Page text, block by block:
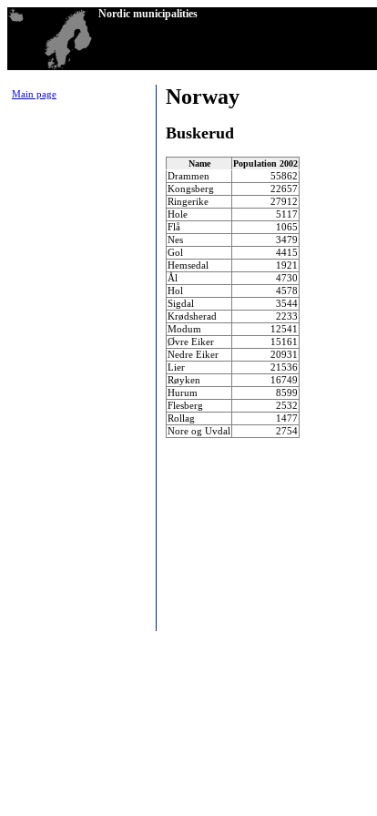
Nordic municipalities
Main page Norway
Buskerud
Name
Population 2002
Drammen
55862
Kongsberg
22657
Ringerike
27912
Hole
5117
Flå
1065
Nes
3479
Gol
4415
Hemsedal
1921
Ål
4730
Hol
4578
Sigdal
3544
Krødsherad
2233
Modum
12541
Øvre Eiker
15161
Nedre Eiker
20931
Lier
21536
Røyken
16749
Hurum
8599
Flesberg
2532
Rollag
1477
Nore og Uvdal
2754